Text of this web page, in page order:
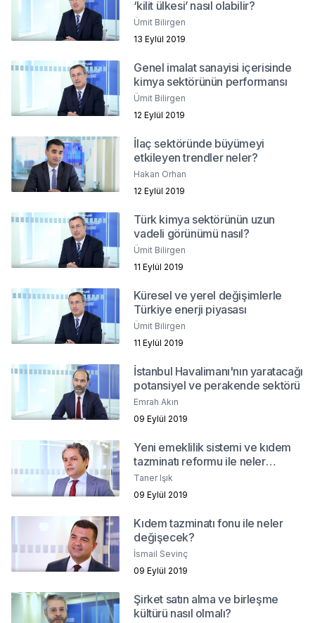
‘kilit ülkesi’ nasıl olabilir?
Ümit Bilirgen
13 Eylül 2019
Genel imalat sanayisi içerisinde
kimya sektörünün performansı
Ümit Bilirgen
12 Eylül 2019
İlaç sektöründe büyümeyi
etkileyen trendler neler?
Hakan Orhan
12 Eylül 2019
Türk kimya sektörünün uzun
vadeli görünümü nasıl?
Ümit Bilirgen
11 Eylül 2019
Küresel ve yerel değişimlerle
Türkiye enerji piyasası
Ümit Bilirgen
11 Eylül 2019
İstanbul Havalimanı'nın yaratacağı
potansiyel ve perakende sektörü
Emrah Akın
09 Eylül 2019
Yeni emeklilik sistemi ve kıdem
tazminatı reformu ile neler
değişecek?
Taner Işık
09 Eylül 2019
Kıdem tazminatı fonu ile neler
değişecek?
İsmail Sevinç
09 Eylül 2019
Şirket satın alma ve birleşme
kültürü nasıl olmalı?